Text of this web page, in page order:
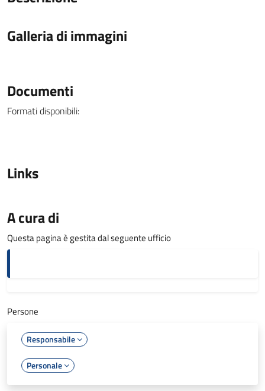
Galleria di immagini
Documenti
Formati disponibili:
Links
A cura di
Questa pagina è gestita dal seguente ufficio
Persone
Responsabile
Personale